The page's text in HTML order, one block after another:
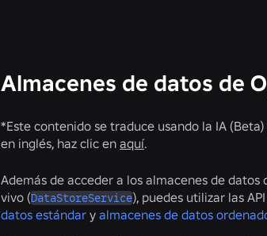
Almacenes de datos de
*Este contenido se traduce usando la IA
en inglés, haz clic en aquí.
Además de acceder a los almacenes de
vivo (DataStoreService), puedes utilizar las
datos estándar y almacenes de datos